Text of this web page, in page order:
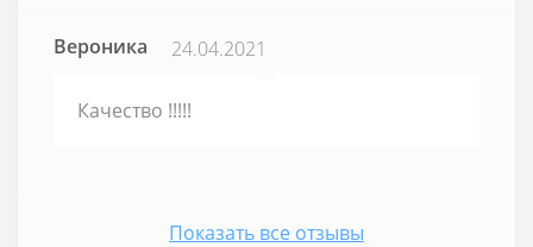
Вероника 24.04.2021
Качество !!!!!
Показать все отзывы